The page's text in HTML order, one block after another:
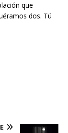
que
dos. Tú